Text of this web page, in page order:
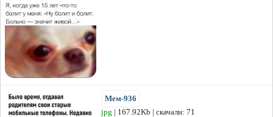
Мем-936
jpg | 167.92Kb | скачали: 71